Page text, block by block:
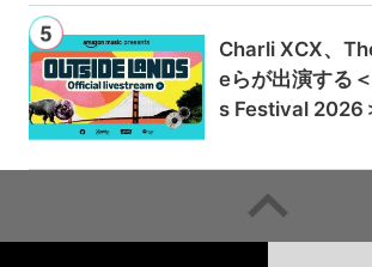
Charli XCX、
eらが出演する
s Festival 2026
ブ配信